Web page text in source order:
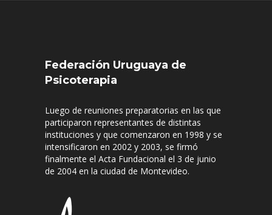
Federación Uruguaya de
Psicoterapia
Luego de reuniones preparatorias en las que
participaron representantes de distintas
instituciones y que comenzaron en 1998 y se
intensificaron en 2002 y 2003, se firmó
finalmente el Acta Fundacional el 3 de junio
de 2004 en la ciudad de Montevideo.